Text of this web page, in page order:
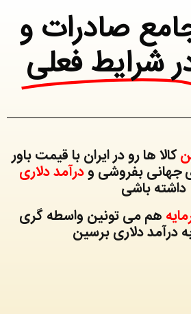
صادرات و
شرایط فعلی
کالا ها رو در ایران با قیمت باور
جهانی بفروشی ودرآمد دلاری
داشته باشی
هم می تونین واسطه گری
درآمد دلاری برسین